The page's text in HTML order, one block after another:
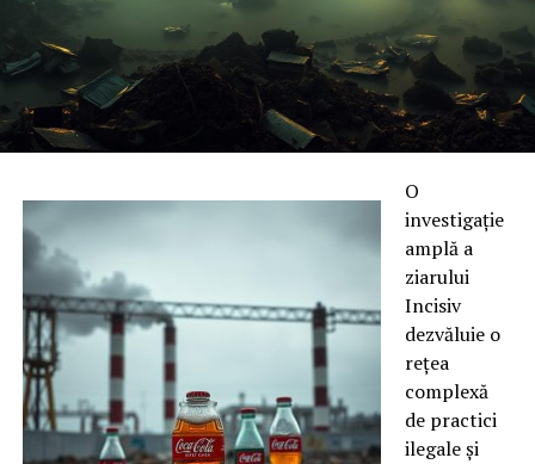
O
investigație
amplă a
ziarului
Incisiv
dezvăluie o
rețea
complexă
de practici
ilegale și